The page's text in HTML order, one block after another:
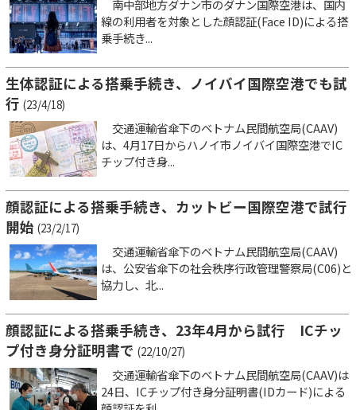
南中部地方ダナン市のダナン国際空港は、国内
線の利用者を対象とした顔認証(Face ID)による搭
乗手続き...
生体認証による搭乗手続き、ノイバイ国際空港でも試
行 (23/4/18)
交通運輸省傘下のベトナム民間航空局(CAAV)
は、4月17日からハノイ市ノイバイ国際空港でIC
チップ付き身...
顔認証による搭乗手続き、カットビー国際空港で試行
開始 (23/2/17)
交通運輸省傘下のベトナム民間航空局(CAAV)
は、公安省傘下の社会秩序行政管理警察局(C06)と
協力し、北...
顔認証による搭乗手続き、23年4月から試行 ICチッ
プ付き身分証明書で (22/10/27)
交通運輸省傘下のベトナム民間航空局(CAAV)は
24日、ICチップ付き身分証明書(IDカード)による